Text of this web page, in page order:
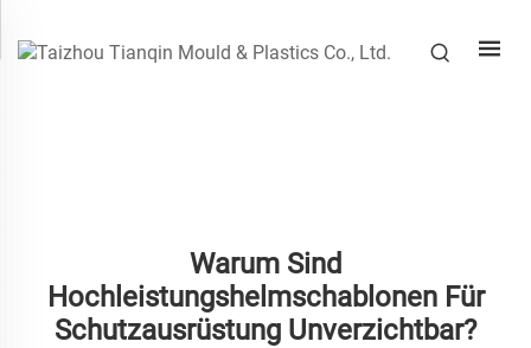
Warum Sind
Hochleistungshelmschablonen Für
Schutzausrüstung Unverzichtbar?